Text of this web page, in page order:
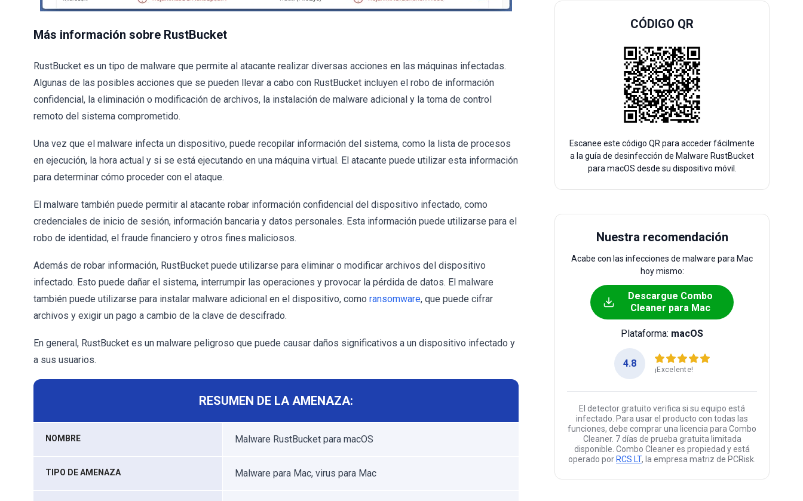
Más información sobre RustBucket
RustBucket es un tipo de malware que permite al atacante realizar diversas acciones en las máquinas infectadas.
Algunas de las posibles acciones que se pueden llevar a cabo con RustBucket incluyen el robo de información
confidencial, la eliminación o modificación de archivos, la instalación de malware adicional y la toma de control
remoto del sistema comprometido.
Una vez que el malware infecta un dispositivo, puede recopilar información del sistema, como la lista de procesos
en ejecución, la hora actual y si se está ejecutando en una máquina virtual. El atacante puede utilizar esta información
para determinar cómo proceder con el ataque.
El malware también puede permitir al atacante robar información confidencial del dispositivo infectado, como
credenciales de inicio de sesión, información bancaria y datos personales. Esta información puede utilizarse para el
robo de identidad, el fraude financiero y otros fines maliciosos.
Además de robar información, RustBucket puede utilizarse para eliminar o modificar archivos del dispositivo
infectado. Esto puede dañar el sistema, interrumpir las operaciones y provocar la pérdida de datos. El malware
también puede utilizarse para instalar malware adicional en el dispositivo, como ransomware, que puede cifrar
archivos y exigir un pago a cambio de la clave de descifrado.
En general, RustBucket es un malware peligroso que puede causar daños significativos a un dispositivo infectado y
a sus usuarios.
RESUMEN DE LA AMENAZA:
NOMBRE Malware RustBucket para macOS
TIPO DE AMENAZA Malware para Mac, virus para Mac
CÓDIGO QR
Escanee este código QR para acceder fácilmente
a la guía de desinfección de Malware RustBucket
para macOS desde su dispositivo móvil.
Nuestra recomendación
Acabe con las infecciones de malware para Mac
hoy mismo:
Descargue Combo
Cleaner para Mac
Plataforma: macOS
4.8
¡Excelente!
El detector gratuito verifica si su equipo está
infectado. Para usar el producto con todas las
funciones, debe comprar una licencia para Combo
Cleaner. 7 días de prueba gratuita limitada
disponible. Combo Cleaner es propiedad y está
operado por RCS LT, la empresa matriz de PCRisk.